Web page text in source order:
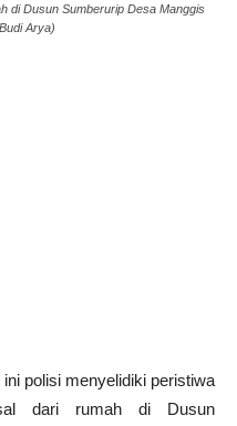
di Dusun Sumberurip Desa Manggis
Arya)
polisi menyelidiki peristiwa
dari rumah di Dusun